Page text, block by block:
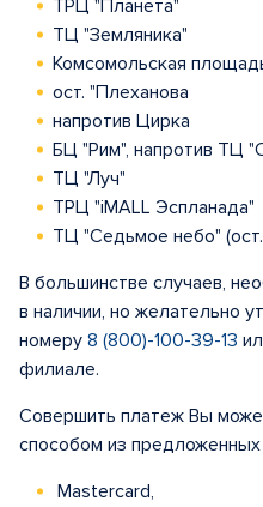
ТРЦ "Планета"
ТЦ "Земляника"
Комсомольская
ост. "Плеханова
напротив Цирка
БЦ "Рим", напротив ТЦ
ТЦ "Луч"
ТРЦ "iMALL Эспланада"
ТЦ "Седьмое небо"
В большинстве случаев,
в наличии, но желательно
номеру 8 (800)-100-39-13
филиале.
Совершить платеж Вы
способом из
Mastercard,